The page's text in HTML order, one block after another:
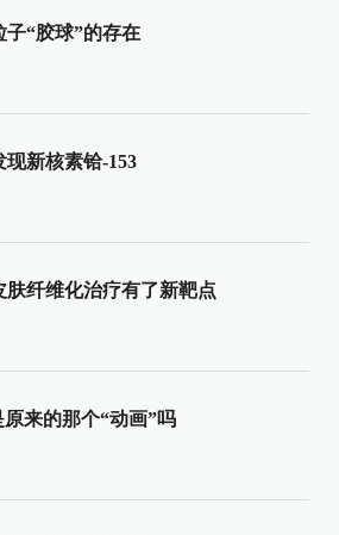
“胶球”的存在
新核素铪-153
纤维化治疗有了新靶点
来的那个“动画”吗